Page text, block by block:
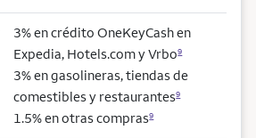
3% en crédito OneKeyCash en
Expedia, Hotels.com y Vrbo9
3% en gasolineras, tiendas de
comestibles y restaurantes9
1.5% en otras compras9